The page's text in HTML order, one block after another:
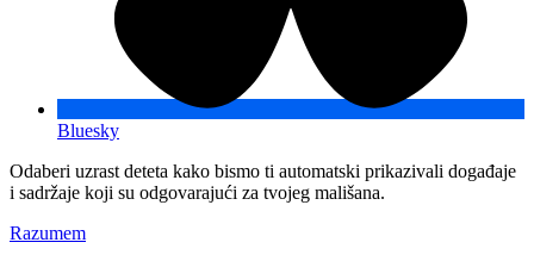
Bluesky
Odaberi uzrast deteta kako bismo ti automatski prikazivali događaje
i sadržaje koji su odgovarajući za tvojeg mališana.
Razumem